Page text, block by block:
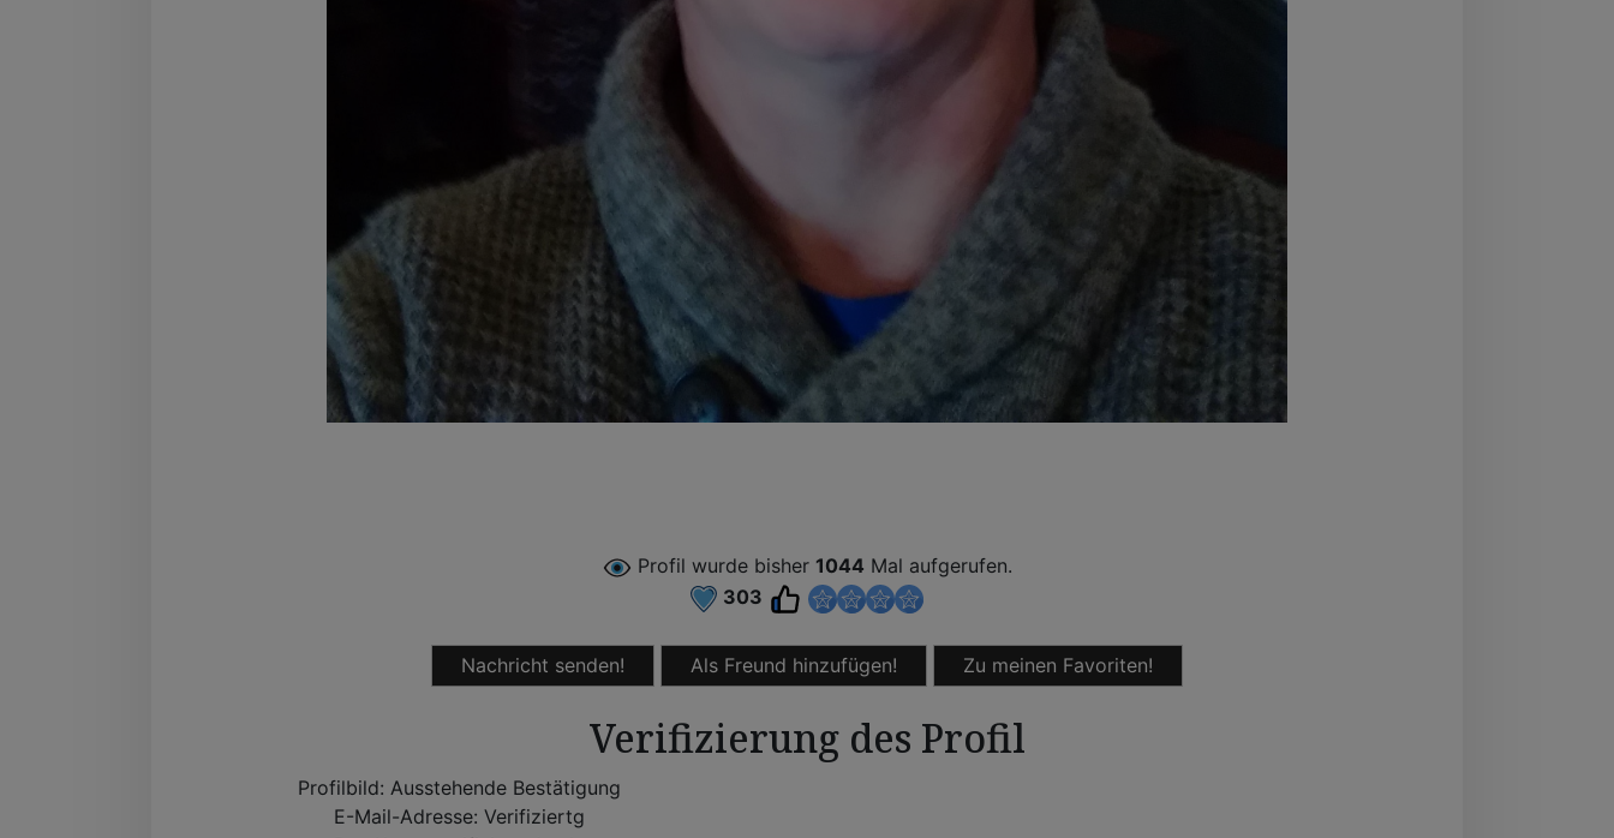
Profil wurde bisher 1044 Mal aufgerufen.
303
Nachricht senden! Als Freund hinzufügen! Zu meinen Favoriten!
Verifizierung des Profil
Profilbild: Ausstehende Bestätigung
E-Mail-Adresse: Verifiziertg